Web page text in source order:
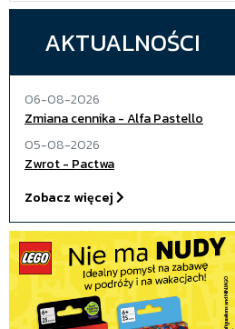
AKTUALNOŚCI
06-08-2026
Zmiana cennika - Alfa Pastello
05-08-2026
Zwrot - Pactwa
Zobacz więcej